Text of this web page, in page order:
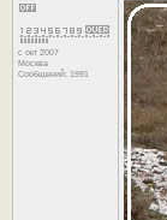
с окт 2007
Москва
Сообщений: 1991